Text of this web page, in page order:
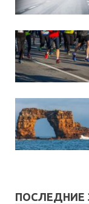
ПОСЛЕДНИЕ